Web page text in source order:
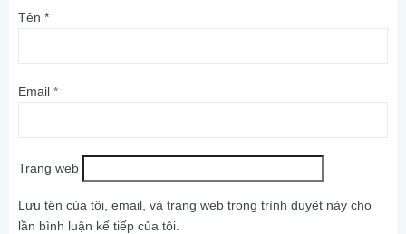
Tên *
Email *
Trang web
Lưu tên của tôi, email, và trang web trong trình duyệt này cho
lần bình luận kế tiếp của tôi.